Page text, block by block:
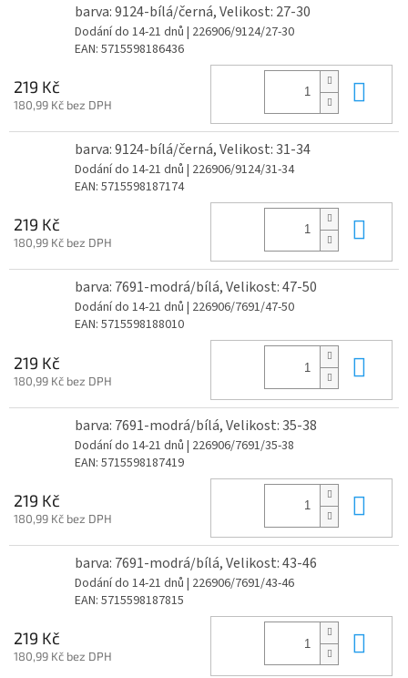
barva: 9124-bílá/černá, Velikost: 27-30
Dodání do 14-21 dnů | 226906/9124/27-30
EAN: 5715598186436
219 Kč
180,99 Kč bez DPH
barva: 9124-bílá/černá, Velikost: 31-34
Dodání do 14-21 dnů | 226906/9124/31-34
EAN: 5715598187174
219 Kč
180,99 Kč bez DPH
barva: 7691-modrá/bílá, Velikost: 47-50
Dodání do 14-21 dnů | 226906/7691/47-50
EAN: 5715598188010
219 Kč
180,99 Kč bez DPH
barva: 7691-modrá/bílá, Velikost: 35-38
Dodání do 14-21 dnů | 226906/7691/35-38
EAN: 5715598187419
219 Kč
180,99 Kč bez DPH
barva: 7691-modrá/bílá, Velikost: 43-46
Dodání do 14-21 dnů | 226906/7691/43-46
EAN: 5715598187815
219 Kč
180,99 Kč bez DPH